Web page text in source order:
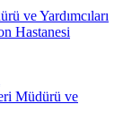
ve Yardımcıları
Hastanesi
Müdürü ve